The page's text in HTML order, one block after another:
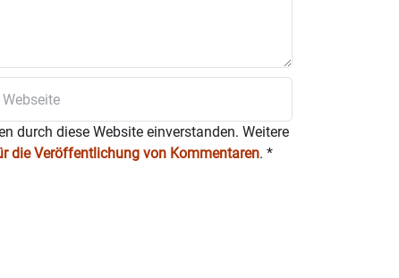
durch diese Website einverstanden. Weitere
die Veröffentlichung von Kommentaren. *